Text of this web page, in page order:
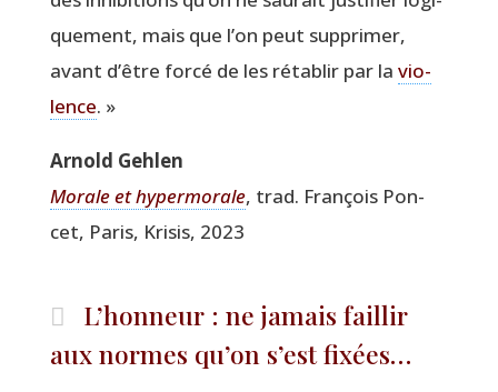
que­ment, mais que l’on peut sup­pri­mer,
avant d’être for­cé de les réta­blir par la vio­
lence. »
Arnold Geh­len
Morale et hyper­mo­rale, trad. Fran­çois Pon­
cet, Paris, Kri­sis, 2023
L’honneur : ne jamais faillir
aux normes qu’on s’est fixées…